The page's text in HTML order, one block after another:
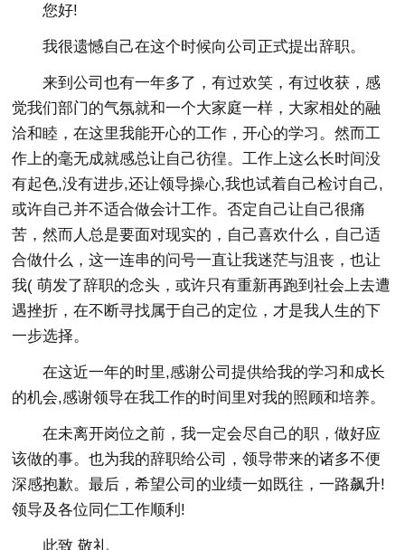
您好!
我很遗憾自己在这个时候向公司正式提出辞职。
来到公司也有一年多了，有过欢笑，有过收获，感
觉我们部门的气氛就和一个大家庭一样，大家相处的融
洽和睦，在这里我能开心的工作，开心的学习。然而工
作上的毫无成就感总让自己彷徨。工作上这么长时间没
有起色,没有进步,还让领导操心,我也试着自己检讨自己,
或许自己并不适合做会计工作。否定自己让自己很痛
苦，然而人总是要面对现实的，自己喜欢什么，自己适
合做什么，这一连串的问号一直让我迷茫与沮丧，也让
我( 萌发了辞职的念头，或许只有重新再跑到社会上去遭
遇挫折，在不断寻找属于自己的定位，才是我人生的下
一步选择。
在这近一年的时里,感谢公司提供给我的学习和成长
的机会,感谢领导在我工作的时间里对我的照顾和培养。
在未离开岗位之前，我一定会尽自己的职，做好应
该做的事。也为我的辞职给公司，领导带来的诸多不便
深感抱歉。最后，希望公司的业绩一如既往，一路飙升!
领导及各位同仁工作顺利!
此致 敬礼